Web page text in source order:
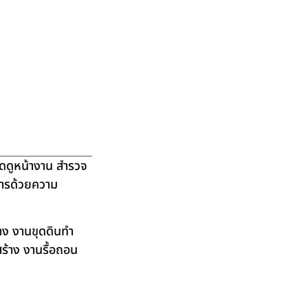
ดูหน้างาน สำรวจ
รด้วยความ
งานขุดดินทำ
าง งานรื้อถอน